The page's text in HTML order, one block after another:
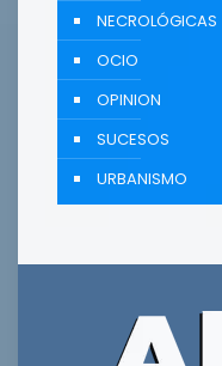
NECROLÓGICAS
OCIO
OPINION
SUCESOS
URBANISMO